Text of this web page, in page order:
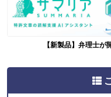
【新製品】弁理士